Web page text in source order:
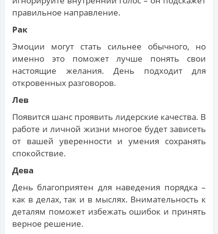
правильное направление.
Рак
Эмоции могут стать сильнее обычного, но
именно это поможет лучше понять свои
настоящие желания. День подходит для
откровенных разговоров.
Лев
Появится шанс проявить лидерские качества. В
работе и личной жизни многое будет зависеть
от вашей уверенности и умения сохранять
спокойствие.
Дева
День благоприятен для наведения порядка –
как в делах, так и в мыслях. Внимательность к
деталям поможет избежать ошибок и принять
верное решение.